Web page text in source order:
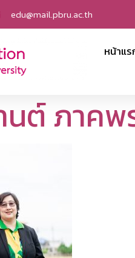
edu@mail.pbru.ac.th
หน้าแร
ต์ ภาคพ